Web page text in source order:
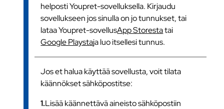
helposti Youpret-sovelluksella. Kirjaudu
sovellukseen jos sinulla on jo tunnukset, tai
lataa Youpret-sovellusApp Storestatai
Google Playstaja luo itsellesi tunnus.
Jos et halua käyttää sovellusta, voit tilata
käännökset sähköpostitse:
1.Lisää käännettävä aineisto sähköpostiin